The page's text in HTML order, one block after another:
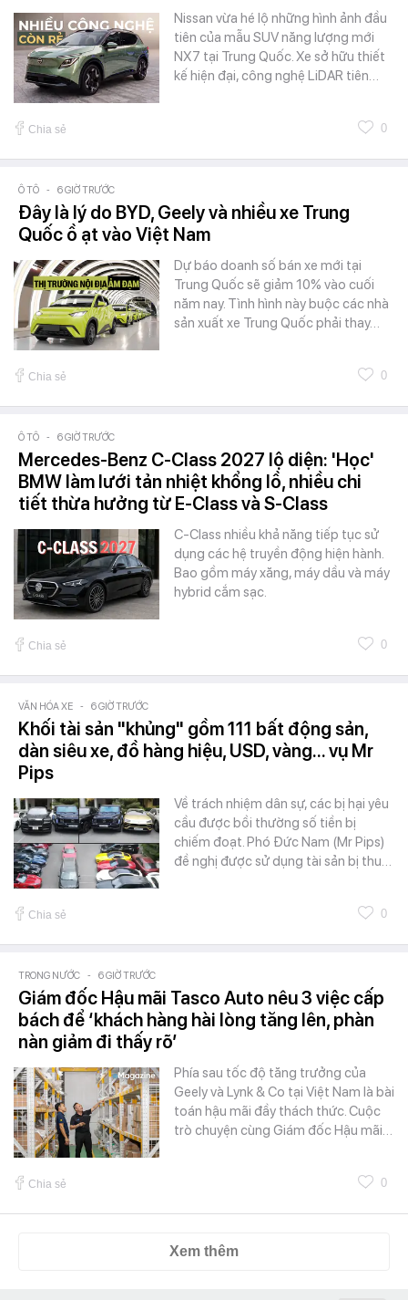
Nissan vừa hé lộ những hình ảnh đầu
tiên của mẫu SUV năng lượng mới
NX7 tại Trung Quốc. Xe sở hữu thiết
kế hiện đại, công nghệ LiDAR tiên…
Chia sẻ 0
Ô TÔ - 6 GIỜ TRƯỚC
Đây là lý do BYD, Geely và nhiều xe Trung
Quốc ồ ạt vào Việt Nam
Dự báo doanh số bán xe mới tại
Trung Quốc sẽ giảm 10% vào cuối
năm nay. Tình hình này buộc các nhà
sản xuất xe Trung Quốc phải thay…
Chia sẻ 0
Ô TÔ - 6 GIỜ TRƯỚC
Mercedes-Benz C-Class 2027 lộ diện: 'Học'
BMW làm lưới tản nhiệt khổng lồ, nhiều chi
tiết thừa hưởng từ E-Class và S-Class
C-Class nhiều khả năng tiếp tục sử
dụng các hệ truyền động hiện hành.
Bao gồm máy xăng, máy dầu và máy
hybrid cắm sạc.
Chia sẻ 0
VĂN HÓA XE - 6 GIỜ TRƯỚC
Khối tài sản "khủng" gồm 111 bất động sản,
dàn siêu xe, đồ hàng hiệu, USD, vàng... vụ Mr
Pips
Về trách nhiệm dân sự, các bị hại yêu
cầu được bồi thường số tiền bị
chiếm đoạt. Phó Đức Nam (Mr Pips)
đề nghị được sử dụng tài sản bị thu…
Chia sẻ 0
TRONG NƯỚC - 6 GIỜ TRƯỚC
Giám đốc Hậu mãi Tasco Auto nêu 3 việc cấp
bách để ‘khách hàng hài lòng tăng lên, phàn
nàn giảm đi thấy rõ’
Phía sau tốc độ tăng trưởng của
Geely và Lynk & Co tại Việt Nam là bài
toán hậu mãi đầy thách thức. Cuộc
trò chuyện cùng Giám đốc Hậu mãi…
Chia sẻ 0
Xem thêm